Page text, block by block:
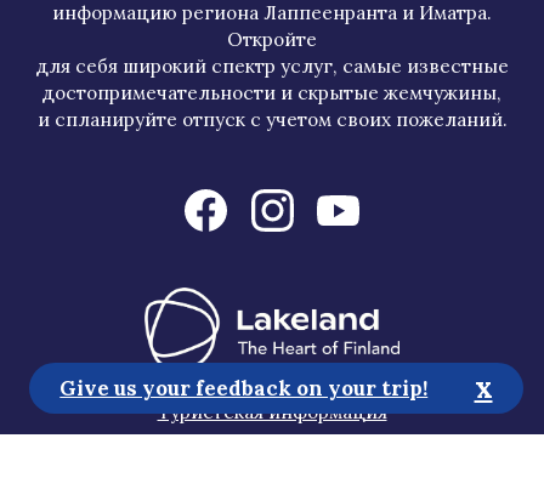
информацию региона Лаппеенранта и Иматра.
Откройте
для себя широкий спектр услуг, самые известные
достопримечательности и скрытые жемчужины,
и спланируйте отпуск с учетом своих пожеланий.
Туристская информация
Give us your feedback on your trip! x